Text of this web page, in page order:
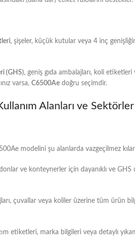
, şişeler, küçük kutular veya 4 inç
(GHS), geniş gıda ambalajları, koli
varsa, C6500Aedoğru seçimdir.
Alanları ve Sektörler
modelini şu alanlarda vazgeçilmez
ve konteynerler için dayanıklı ve
çuvallar veya koliler üzerine tüm ürün
etiketleri, marka bilgileri veya detaylı